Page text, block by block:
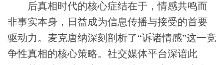
后真相时代的核心症结在于，情感共鸣而
非事实本身，日益成为信息传播与接受的首要
驱动力。麦克唐纳深刻剖析了“诉诸情感”这一竞
争性真相的核心策略。社交媒体平台深谙此